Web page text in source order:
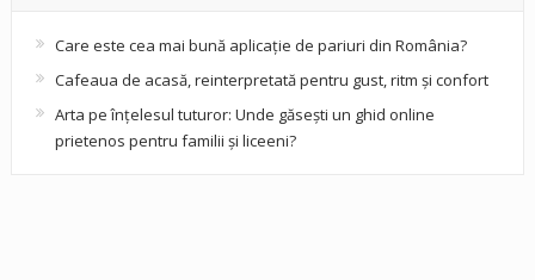
Care este cea mai bună aplicație de pariuri din România?
Cafeaua de acasă, reinterpretată pentru gust, ritm și confort
Arta pe înțelesul tuturor: Unde găsești un ghid online
prietenos pentru familii și liceeni?